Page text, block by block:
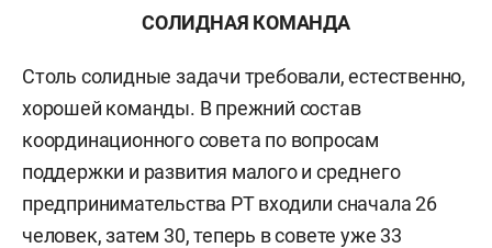
СОЛИДНАЯ КОМАНДА
Столь солидные задачи требовали, естественно,
хорошей команды. В прежний состав
координационного совета по вопросам
поддержки и развития малого и среднего
предпринимательства РТ входили сначала 26
человек, затем 30, теперь в совете уже 33